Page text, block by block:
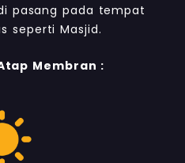
pasang pada tempat
seperti Masjid.
Membran :